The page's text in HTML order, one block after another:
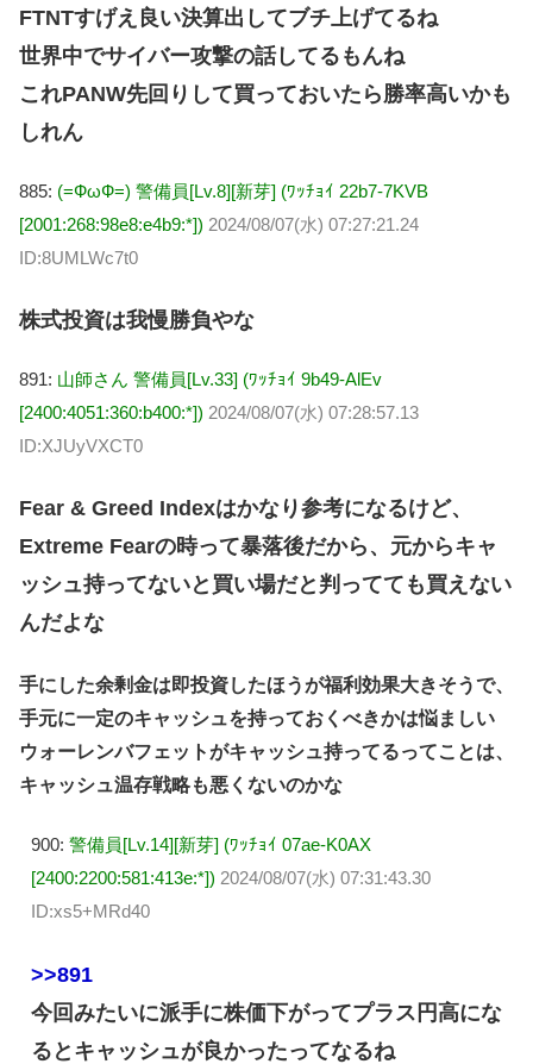
FTNTすげえ良い決算出してブチ上げてるね
世界中でサイバー攻撃の話してるもんね
これPANW先回りして買っておいたら勝率高いかも
しれん
885: (=ФωФ=) 警備員[Lv.8][新芽] (ﾜｯﾁｮｲ 22b7-7KVB
[2001:268:98e8:e4b9:*]) 2024/08/07(水) 07:27:21.24
ID:8UMLWc7t0
株式投資は我慢勝負やな
891: 山師さん 警備員[Lv.33] (ﾜｯﾁｮｲ 9b49-AlEv
[2400:4051:360:b400:*]) 2024/08/07(水) 07:28:57.13
ID:XJUyVXCT0
Fear & Greed Indexはかなり参考になるけど、
Extreme Fearの時って暴落後だから、元からキャ
ッシュ持ってないと買い場だと判ってても買えない
んだよな
手にした余剰金は即投資したほうが福利効果大きそうで、
手元に一定のキャッシュを持っておくべきかは悩ましい
ウォーレンバフェットがキャッシュ持ってるってことは、
キャッシュ温存戦略も悪くないのかな
900: 警備員[Lv.14][新芽] (ﾜｯﾁｮｲ 07ae-K0AX
[2400:2200:581:413e:*]) 2024/08/07(水) 07:31:43.30
ID:xs5+MRd40
>>891
今回みたいに派手に株価下がってプラス円高にな
るとキャッシュが良かったってなるね